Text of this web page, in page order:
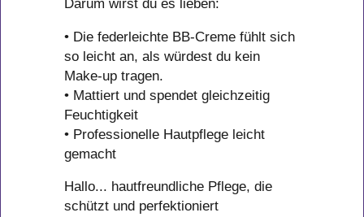
Darum wirst du es lieben:
• Die federleichte BB-Creme fühlt sich
so leicht an, als würdest du kein
Make-up tragen.
• Mattiert und spendet gleichzeitig
Feuchtigkeit
• Professionelle Hautpflege leicht
gemacht
Hallo... hautfreundliche Pflege, die
schützt und perfektioniert